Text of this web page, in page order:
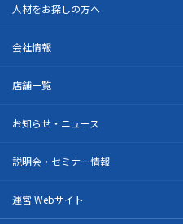
人材をお探しの方へ
会社情報
店舗一覧
お知らせ・ニュース
説明会・セミナー情報
運営 Webサイト